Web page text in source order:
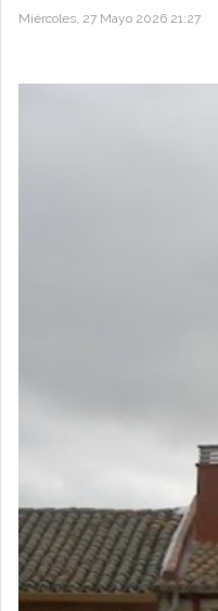
Miércoles, 27 Mayo 2026 21:27